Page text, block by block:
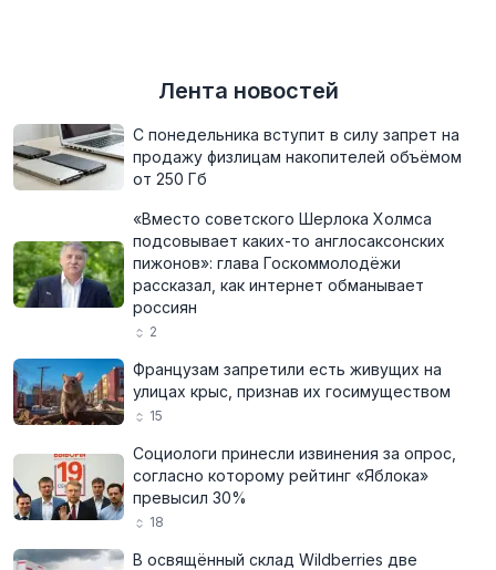
Лента новостей
С понедельника вступит в силу запрет на
продажу физлицам накопителей объёмом
от 250 Гб
«Вместо советского Шерлока Холмса
подсовывает каких-то англосаксонских
пижонов»: глава Госкоммолодёжи
рассказал, как интернет обманывает
россиян
2
Французам запретили есть живущих на
улицах крыс, признав их госимуществом
15
Социологи принесли извинения за опрос,
согласно которому рейтинг «Яблока»
превысил 30%
18
В освящённый склад Wildberries две